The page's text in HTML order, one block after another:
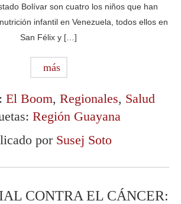
Bolívar son cuatro los niños que han
infantil en Venezuela, todos ellos en
San Félix y […]
más
El Boom, Regionales, Salud
Región Guayana
por Susej Soto
CONTRA EL CÁNCER: